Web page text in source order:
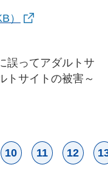
）
誤ってアダルトサ
サイトの被害～
10 11 12